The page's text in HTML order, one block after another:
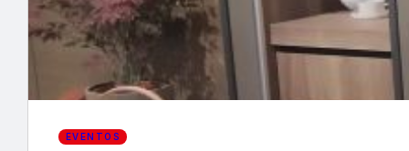
Encuentra tu noticia
EVENTOS